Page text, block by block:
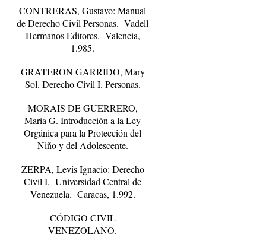
CONTRERAS, Gustavo: Manual
de Derecho Civil Personas. Vadell
Hermanos Editores. Valencia,
1.985.
GRATERON GARRIDO, Mary
Sol. Derecho Civil I. Personas.
MORAIS DE GUERRERO,
María G. Introducción a la Ley
Orgánica para la Protección del
Niño y del Adolescente.
ZERPA, Levis Ignacio: Derecho
Civil I. Universidad Central de
Venezuela. Caracas, 1.992.
CÓDIGO CIVIL
VENEZOLANO.